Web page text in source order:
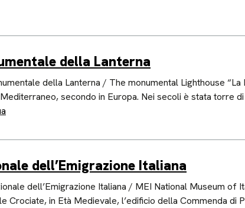
della Lanterna
della Lanterna / The monumental Lighthouse
secondo in Europa. Nei secoli è stata torre
dell’Emigrazione Italiana
dell’Emigrazione Italiana / MEI National Museum
Crociate, in Età Medievale, l’edificio della Commenda